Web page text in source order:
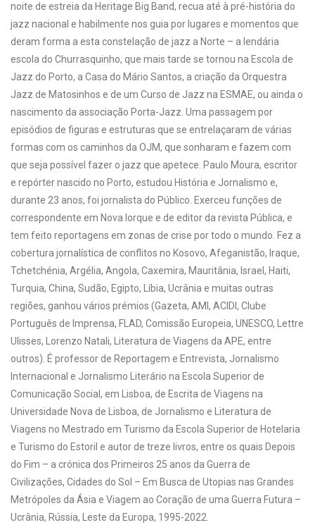
noite de estreia da Heritage Big Band, recua até à pré-história do
jazz nacional e habilmente nos guia por lugares e momentos que
deram forma a esta constelação de jazz a Norte – a lendária
escola do Churrasquinho, que mais tarde se tornou na Escola de
Jazz do Porto, a Casa do Mário Santos, a criação da Orquestra
Jazz de Matosinhos e de um Curso de Jazz na ESMAE, ou ainda o
nascimento da associação Porta-Jazz. Uma passagem por
episódios de figuras e estruturas que se entrelaçaram de várias
formas com os caminhos da OJM, que sonharam e fazem com
que seja possível fazer o jazz que apetece. Paulo Moura, escritor
e repórter nascido no Porto, estudou História e Jornalismo e,
durante 23 anos, foi jornalista do Público. Exerceu funções de
correspondente em Nova Iorque e de editor da revista Pública, e
tem feito reportagens em zonas de crise por todo o mundo. Fez a
cobertura jornalística de conflitos no Kosovo, Afeganistão, Iraque,
Tchetchénia, Argélia, Angola, Caxemira, Mauritânia, Israel, Haiti,
Turquia, China, Sudão, Egipto, Líbia, Ucrânia e muitas outras
regiões, ganhou vários prémios (Gazeta, AMI, ACIDI, Clube
Português de Imprensa, FLAD, Comissão Europeia, UNESCO, Lettre
Ulisses, Lorenzo Natali, Literatura de Viagens da APE, entre
outros). É professor de Reportagem e Entrevista, Jornalismo
Internacional e Jornalismo Literário na Escola Superior de
Comunicação Social, em Lisboa, de Escrita de Viagens na
Universidade Nova de Lisboa, de Jornalismo e Literatura de
Viagens no Mestrado em Turismo da Escola Superior de Hotelaria
e Turismo do Estoril e autor de treze livros, entre os quais Depois
do Fim – a crónica dos Primeiros 25 anos da Guerra de
Civilizações, Cidades do Sol – Em Busca de Utopias nas Grandes
Metrópoles da Ásia e Viagem ao Coração de uma Guerra Futura –
Ucrânia, Rússia, Leste da Europa, 1995-2022.